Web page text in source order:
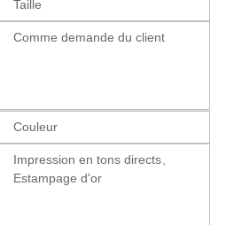
Taille
Comme demande du client
Couleur
Impression en tons directs、
Estampage d'or